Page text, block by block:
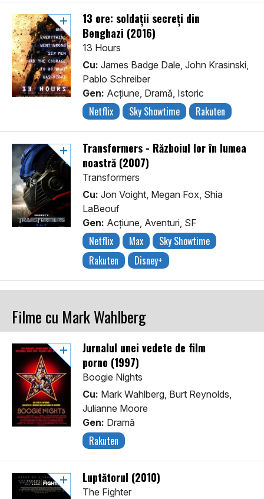
13 ore: soldații secreți din
Benghazi (2016)
13 Hours
Cu: James Badge Dale, John Krasinski,
Pablo Schreiber
Gen: Acţiune, Dramă, Istoric
Netflix Sky Showtime Rakuten
Transformers - Războiul lor în lumea
noastră (2007)
Transformers
Cu: Jon Voight, Megan Fox, Shia
LaBeouf
Gen: Acţiune, Aventuri, SF
Netflix Max
Sky Showtime
Rakuten
Disney+
Filme cu Mark Wahlberg
Jurnalul unei vedete de film
porno (1997)
Boogie Nights
Cu: Mark Wahlberg, Burt Reynolds,
Julianne Moore
Gen: Dramă
Rakuten
Luptătorul (2010)
The Fighter